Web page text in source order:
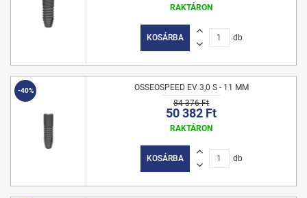
RAKTÁRON
KOSÁRBA db
-40%
OSSEOSPEED EV 3,0 S - 11 MM
84 376 Ft
50 382 Ft
RAKTÁRON
KOSÁRBA db